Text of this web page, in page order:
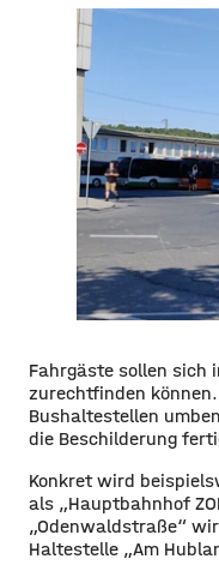
Fahrgäste sollen sich
zurechtfinden
Bushaltestellen
die Beschilderung
Konkret wird
als „Hauptbahnhof
„Odenwaldstraße“
Haltestelle „Am